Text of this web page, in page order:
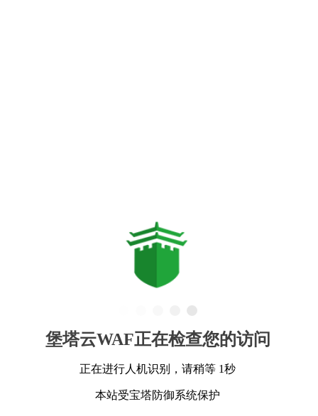
堡塔云WAF正在检查您的访问
正在进行人机识别，请稍等 1秒
本站受宝塔防御系统保护